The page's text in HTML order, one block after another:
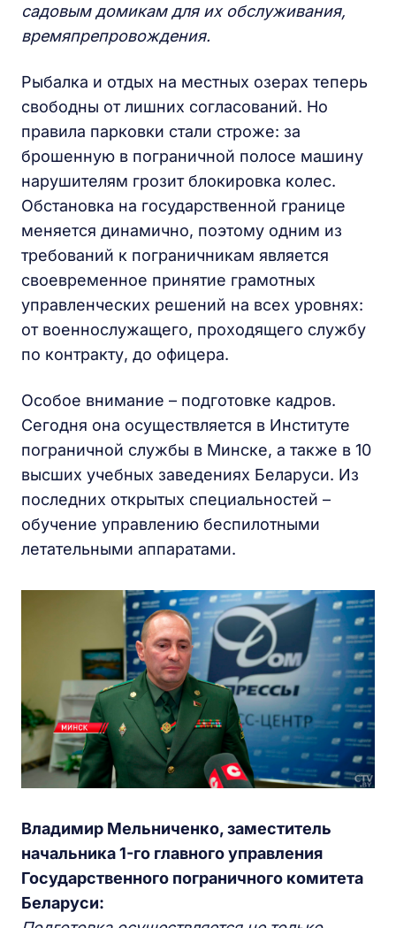
садовым домикам для их обслуживания,
времяпрепровождения.
Рыбалка и отдых на местных озерах теперь
свободны от лишних согласований. Но
правила парковки стали строже: за
брошенную в пограничной полосе машину
нарушителям грозит блокировка колес.
Обстановка на государственной границе
меняется динамично, поэтому одним из
требований к пограничникам является
своевременное принятие грамотных
управленческих решений на всех уровнях:
от военнослужащего, проходящего службу
по контракту, до офицера.
Особое внимание – подготовке кадров.
Сегодня она осуществляется в Институте
пограничной службы в Минске, а также в 10
высших учебных заведениях Беларуси. Из
последних открытых специальностей –
обучение управлению беспилотными
летательными аппаратами.
Владимир Мельниченко, заместитель
начальника 1-го главного управления
Государственного пограничного комитета
Беларуси: